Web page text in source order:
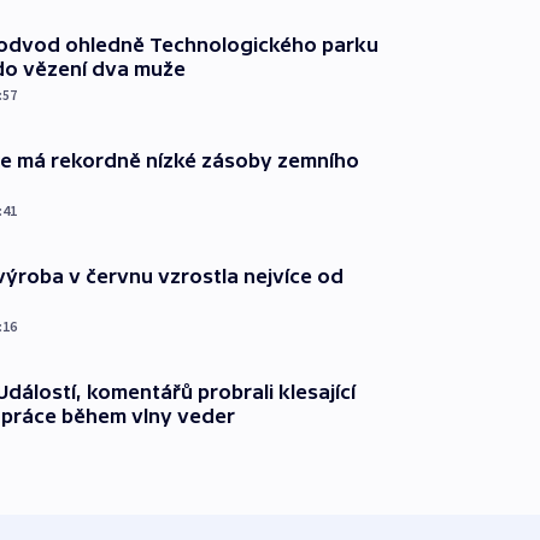
ohledně Technologického parku
vězení dva muže
má rekordně nízké zásoby zemního
v červnu vzrostla nejvíce od
komentářů probrali klesající
během vlny veder